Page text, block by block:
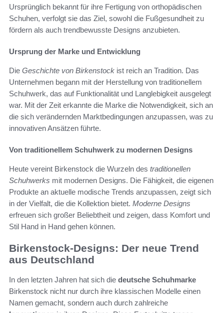
Ursprünglich bekannt für ihre Fertigung von orthopädischen
Schuhen, verfolgt sie das Ziel, sowohl die Fußgesundheit zu
fördern als auch trendbewusste Designs anzubieten.
Ursprung der Marke und Entwicklung
Die Geschichte von Birkenstock ist reich an Tradition. Das
Unternehmen begann mit der Herstellung von traditionellem
Schuhwerk, das auf Funktionalität und Langlebigkeit ausgelegt
war. Mit der Zeit erkannte die Marke die Notwendigkeit, sich an
die sich verändernden Marktbedingungen anzupassen, was zu
innovativen Ansätzen führte.
Von traditionellem Schuhwerk zu modernen Designs
Heute vereint Birkenstock die Wurzeln des traditionellen
Schuhwerks mit modernen Designs. Die Fähigkeit, die eigenen
Produkte an aktuelle modische Trends anzupassen, zeigt sich
in der Vielfalt, die die Kollektion bietet. Moderne Designs
erfreuen sich großer Beliebtheit und zeigen, dass Komfort und
Stil Hand in Hand gehen können.
Birkenstock-Designs: Der neue Trend
aus Deutschland
In den letzten Jahren hat sich die deutsche Schuhmarke
Birkenstock nicht nur durch ihre klassischen Modelle einen
Namen gemacht, sondern auch durch zahlreiche